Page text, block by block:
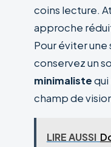
coins lecture.
approche
Pour éviter une
conservez un
minimalistequi
champ de
LIRE AUSSI